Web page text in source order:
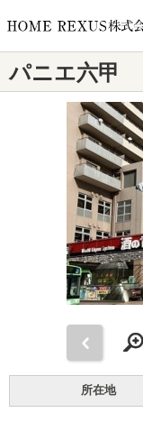
パニエ六甲
所在地